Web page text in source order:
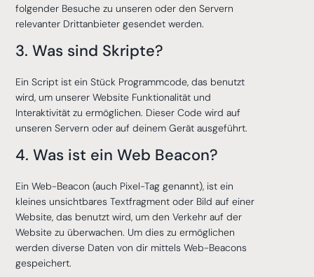
folgender Besuche zu unseren oder den Servern
relevanter Drittanbieter gesendet werden.
3. Was sind Skripte?
Ein Script ist ein Stück Programmcode, das benutzt
wird, um unserer Website Funktionalität und
Interaktivität zu ermöglichen. Dieser Code wird auf
unseren Servern oder auf deinem Gerät ausgeführt.
4. Was ist ein Web Beacon?
Ein Web-Beacon (auch Pixel-Tag genannt), ist ein
kleines unsichtbares Textfragment oder Bild auf einer
Website, das benutzt wird, um den Verkehr auf der
Website zu überwachen. Um dies zu ermöglichen
werden diverse Daten von dir mittels Web-Beacons
gespeichert.